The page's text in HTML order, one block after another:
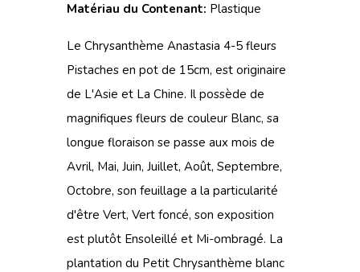
Matériau du Contenant: Plastique
Le Chrysanthème Anastasia 4-5 fleurs
Pistaches en pot de 15cm, est originaire
de L'Asie et La Chine. Il possède de
magnifiques fleurs de couleur Blanc, sa
longue floraison se passe aux mois de
Avril, Mai, Juin, Juillet, Août, Septembre,
Octobre, son feuillage a la particularité
d'être Vert, Vert foncé, son exposition
est plutôt Ensoleillé et Mi-ombragé. La
plantation du Petit Chrysanthème blanc